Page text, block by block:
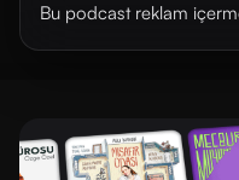
Bu podcast reklam